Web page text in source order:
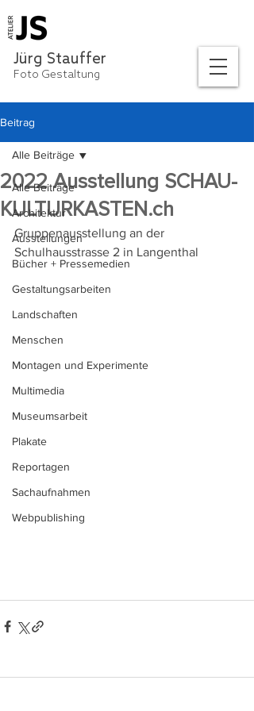
Jürg Stauffer
Foto Gestaltung
Beitrag
Alle Beiträge
Architektur
Ausstellungen
Bücher + Pressemedien
Gestaltungsarbeiten
Landschaften
Menschen
Montagen und Experimente
Multimedia
Museumsarbeit
Plakate
Reportagen
Sachaufnahmen
Webpublishing
Alle Beiträge
2022 Ausstellung SCHAU-
KULTURKASTEN.ch
Gruppenausstellung an der
Schulhausstrasse 2 in Langenthal